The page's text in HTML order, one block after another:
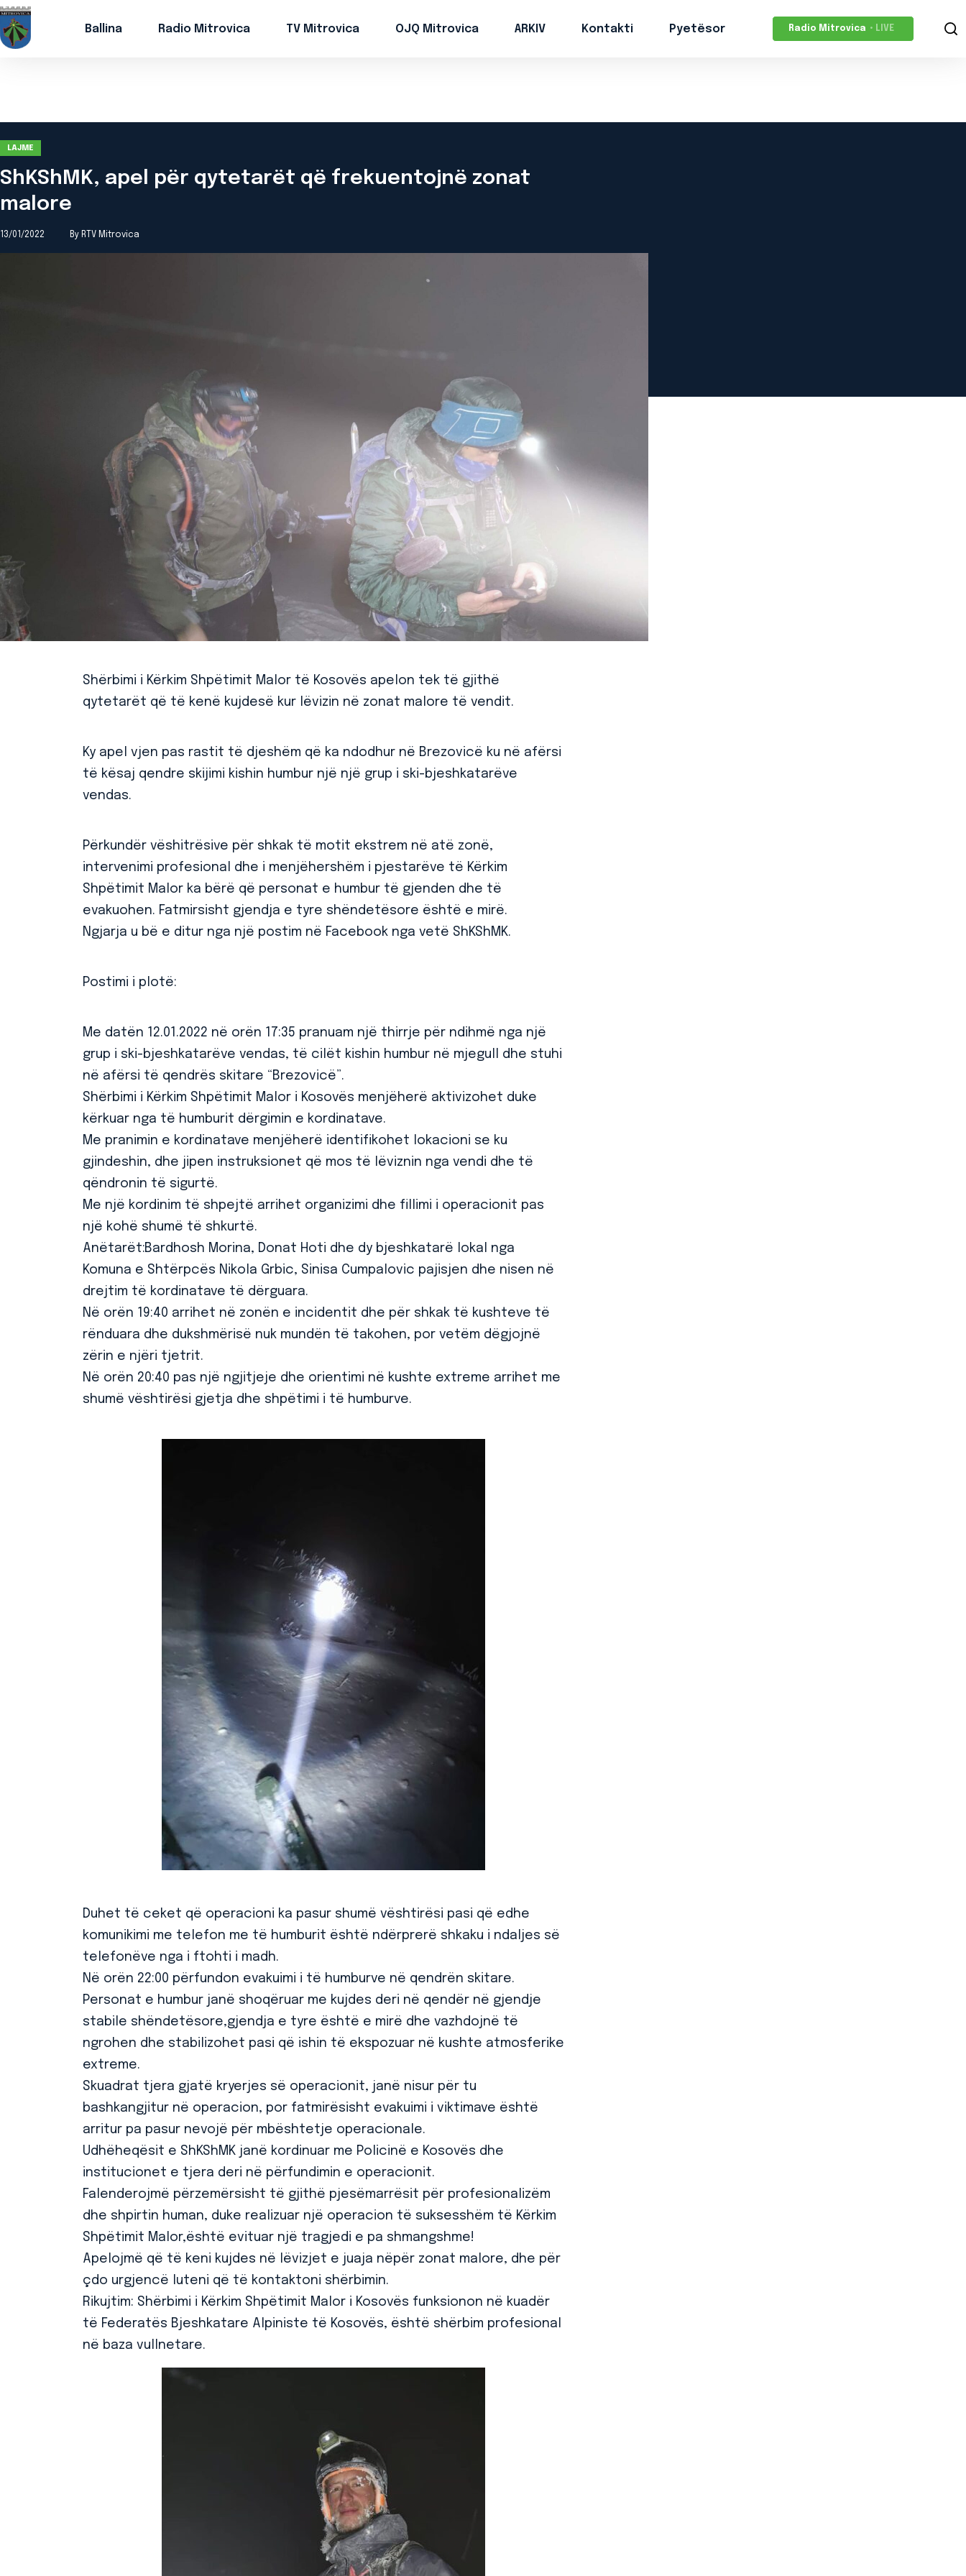
Ballina Radio Mitrovica TV Mitrovica OJQ Mitrovica ARKIV Kontakti Pyetësor Radio Mitrovica • LIVE
LAJME
ShKShMK, apel për qytetarët që frekuentojnë zonat
malore
13/01/2022 By RTV Mitrovica
Shërbimi i Kërkim Shpëtimit Malor të Kosovës apelon tek të gjithë
qytetarët që të kenë kujdesë kur lëvizin në zonat malore të vendit.
Ky apel vjen pas rastit të djeshëm që ka ndodhur në Brezovicë ku në afërsi
të kësaj qendre skijimi kishin humbur një një grup i ski-bjeshkatarëve
vendas.
Përkundër vëshitrësive për shkak të motit ekstrem në atë zonë,
intervenimi profesional dhe i menjëhershëm i pjestarëve të Kërkim
Shpëtimit Malor ka bërë që personat e humbur të gjenden dhe të
evakuohen. Fatmirsisht gjendja e tyre shëndetësore është e mirë.
Ngjarja u bë e ditur nga një postim në Facebook nga vetë ShKShMK.
Postimi i plotë:
Me datën 12.01.2022 në orën 17:35 pranuam një thirrje për ndihmë nga një
grup i ski-bjeshkatarëve vendas, të cilët kishin humbur në mjegull dhe stuhi
në afërsi të qendrës skitare “Brezovicë”.
Shërbimi i Kërkim Shpëtimit Malor i Kosovës menjëherë aktivizohet duke
kërkuar nga të humburit dërgimin e kordinatave.
Me pranimin e kordinatave menjëherë identifikohet lokacioni se ku
gjindeshin, dhe jipen instruksionet që mos të lëviznin nga vendi dhe të
qëndronin të sigurtë.
Me një kordinim të shpejtë arrihet organizimi dhe fillimi i operacionit pas
një kohë shumë të shkurtë.
Anëtarët:Bardhosh Morina, Donat Hoti dhe dy bjeshkatarë lokal nga
Komuna e Shtërpcës Nikola Grbic, Sinisa Cumpalovic pajisjen dhe nisen në
drejtim të kordinatave të dërguara.
Në orën 19:40 arrihet në zonën e incidentit dhe për shkak të kushteve të
rënduara dhe dukshmërisë nuk mundën të takohen, por vetëm dëgjojnë
zërin e njëri tjetrit.
Në orën 20:40 pas një ngjitjeje dhe orientimi në kushte extreme arrihet me
shumë vështirësi gjetja dhe shpëtimi i të humburve.
Duhet të ceket që operacioni ka pasur shumë vështirësi pasi që edhe
komunikimi me telefon me të humburit është ndërprerë shkaku i ndaljes së
telefonëve nga i ftohti i madh.
Në orën 22:00 përfundon evakuimi i të humburve në qendrën skitare.
Personat e humbur janë shoqëruar me kujdes deri në qendër në gjendje
stabile shëndetësore,gjendja e tyre është e mirë dhe vazhdojnë të
ngrohen dhe stabilizohet pasi që ishin të ekspozuar në kushte atmosferike
extreme.
Skuadrat tjera gjatë kryerjes së operacionit, janë nisur për tu
bashkangjitur në operacion, por fatmirësisht evakuimi i viktimave është
arritur pa pasur nevojë për mbështetje operacionale.
Udhëheqësit e ShKShMK janë kordinuar me Policinë e Kosovës dhe
institucionet e tjera deri në përfundimin e operacionit.
Falenderojmë përzemërsisht të gjithë pjesëmarrësit për profesionalizëm
dhe shpirtin human, duke realizuar një operacion të suksesshëm të Kërkim
Shpëtimit Malor,është evituar një tragjedi e pa shmangshme!
Apelojmë që të keni kujdes në lëvizjet e juaja nëpër zonat malore, dhe për
çdo urgjencë luteni që të kontaktoni shërbimin.
Rikujtim: Shërbimi i Kërkim Shpëtimit Malor i Kosovës funksionon në kuadër
të Federatës Bjeshkatare Alpiniste të Kosovës, është shërbim profesional
në baza vullnetare.